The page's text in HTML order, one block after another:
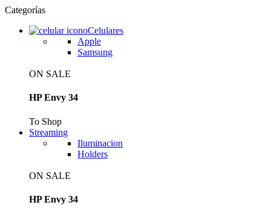
Categorías
Celulares
Apple
Samsung
ON SALE
HP Envy 34
To Shop
Streaming
Iluminacion
Holders
ON SALE
HP Envy 34